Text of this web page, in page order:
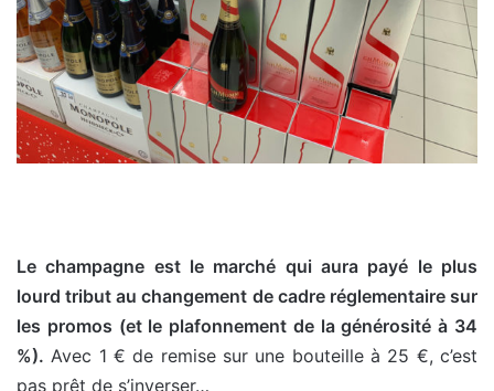
Le champagne est le marché qui aura payé le plus
lourd tribut au changement de cadre réglementaire sur
les promos (et le plafonnement de la générosité à 34
%). Avec 1 € de remise sur une bouteille à 25 €, c’est
pas prêt de s’inverser…